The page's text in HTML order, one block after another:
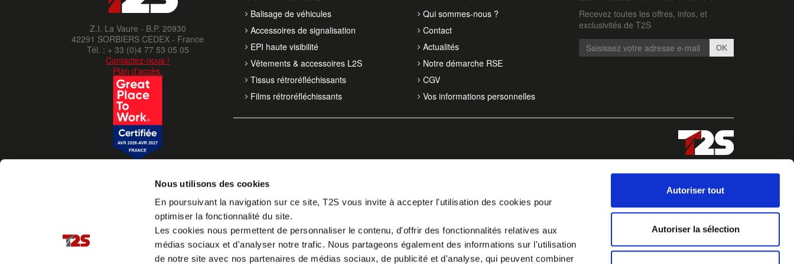
Nous utilisons des cookies
En poursuivant la navigation sur ce site, T2S vous invite à accepter l'utilisation des cookies pour
optimiser la fonctionnalité du site.
Les cookies nous permettent de personnaliser le contenu, d'offrir des fonctionnalités relatives aux
médias sociaux et d'analyser notre trafic. Nous partageons également des informations sur l'utilisation
de notre site avec nos partenaires de médias sociaux, de publicité et d'analyse, qui peuvent combiner
Autoriser tout
Autoriser la sélection
Z.I. La Vaure - B.P. 20930
42291 SORBIERS CEDEX - France
Tél. : + 33 (0)4 77 53 05 05
Contactez-nous !
Plan d'accès
Balisage de véhicules
Accessoires de signalisation
EPI haute visibilité
Vêtements & accessoires L2S
Tissus rétroréfléchissants
Films rétroréfléchissants
Qui sommes-nous ?
Contact
Actualités
Notre démarche RSE
CGV
Vos informations personnelles
Recevez toutes les offres, infos, et
exclusivités de T2S
OK